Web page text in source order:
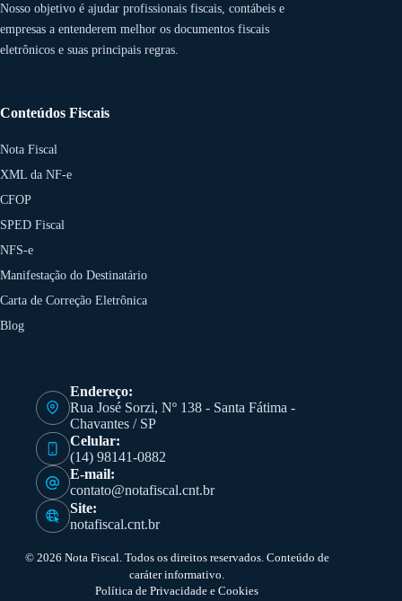
Nosso objetivo é ajudar profissionais fiscais, contábeis e
empresas a entenderem melhor os documentos fiscais
eletrônicos e suas principais regras.
Conteúdos Fiscais
Nota Fiscal
XML da NF-e
CFOP
SPED Fiscal
NFS-e
Manifestação do Destinatário
Carta de Correção Eletrônica
Blog
Endereço:
Rua José Sorzi, Nº 138 - Santa Fátima -
Chavantes / SP
Celular:
(14) 98141-0882
E-mail:
contato@notafiscal.cnt.br
Site:
notafiscal.cnt.br
© 2026 Nota Fiscal. Todos os direitos reservados. Conteúdo de
caráter informativo.
Política de Privacidade e Cookies